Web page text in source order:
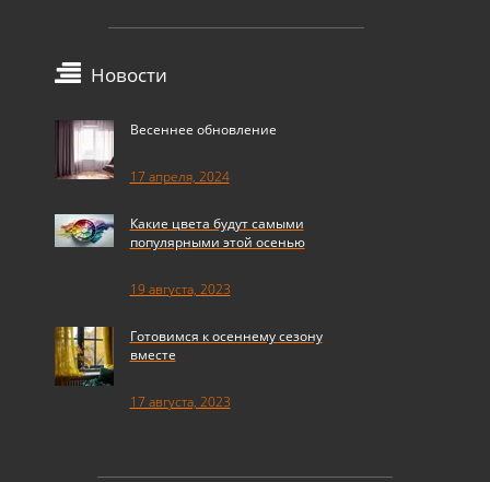
Новости
Весеннее обновление
17 апреля, 2024
Какие цвета будут самыми
популярными этой осенью
19 августа, 2023
Готовимся к осеннему сезону
вместе
17 августа, 2023